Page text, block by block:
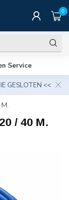
0
Service
GESLOTEN <<
/ 40 M.